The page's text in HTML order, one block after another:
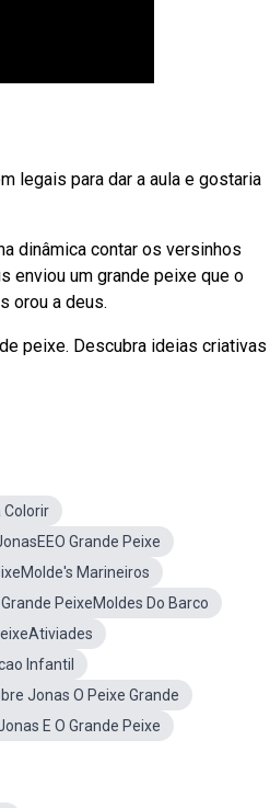
legais para dar a aula e gostaria
dinâmica contar os versinhos
enviou um grande peixe que o
orou a deus.
peixe. Descubra ideias criativas
Colorir
Grande Peixe
Marineiros
PeixeMoldes Do Barco
Infantil
Jonas O Peixe Grande
E O Grande Peixe